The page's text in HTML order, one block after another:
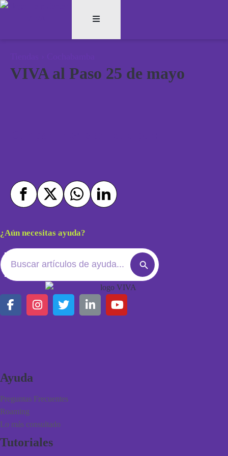
VIVA al Paso 25 de mayo
¿Aún necesitas ayuda?
Search
for:
Search
Button
Ayuda
Preguntas Frecuentes
Roaming
Lo más consultado
Tutoriales